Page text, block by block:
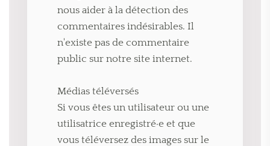
nous aider à la détection des
commentaires indésirables. Il
n'existe pas de commentaire
public sur notre site internet.
Médias téléversés
Si vous êtes un utilisateur ou une
utilisatrice enregistré·e et que
vous téléversez des images sur le